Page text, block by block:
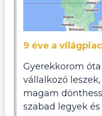
9 éve a
Gyerekkorom
vállalkozó
magam
szabad legyek